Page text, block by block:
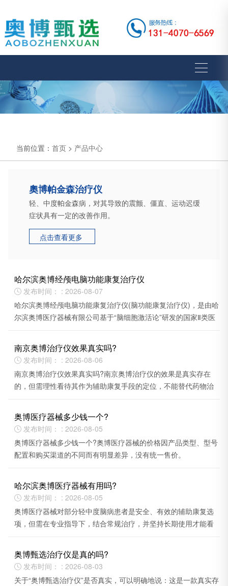
当前位置： 首页 > 产品中心
奧博帕金森治疗仪
轻、中度帕金森病，对其导致的震颤、僵直、运动迟缓
症状具有一定的改善作用。
点击查看更多
哈尔滨奥博经颅电脑功能康复治疗仪
 发布时间： : 2026-08-07
哈尔滨奥博经颅电脑功能康复治疗仪(脑功能康复治疗仪)，是由哈
尔滨奥博医疗器械有限公司基于“脑细胞激活论”研发的国家Ⅱ类医
南京奥博治疗仪效果真实吗?
 发布时间： : 2026-08-06
南京奥博治疗仪效果真实吗?南京奥博治疗仪的效果是真实存在
的，但需理性看待其作为辅助康复手段的定位，不能替代药物治
奥博医疗器械多少钱一个?
 发布时间： : 2026-08-05
奥博医疗器械多少钱一个?奥博医疗器械的价格因产品类型、型号
配置和购买渠道的不同而有明显差异，没有统一售价。
哈尔滨奥博医疗器械有用吗?
 发布时间： : 2026-08-05
奥博医疗器械对部分轻中度脑病患者是安全、有效的辅助康复选
项，但需在专业指导下，结合常规治疗，并坚持长期使用才能看
奥博甄选治疗仪是真的吗?
 发布时间： : 2026-08-03
关于“奥博甄选治疗仪”是否真实，可以明确地说：这是一款真实存